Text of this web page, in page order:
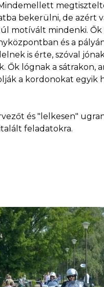
bekerülni, de azért
motívált mindenki. Ők
és a
is érte, szóval jónak
Ők lógnak a sátrakon,
a kordonokat egyik
és "lelkesen"
feladatokra.